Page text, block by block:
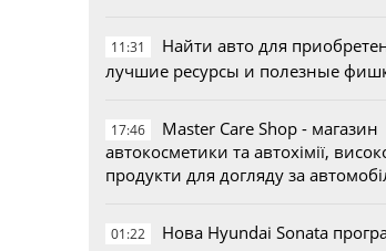
11:31
Найти авто для
лучшие ресурсы и полезные
17:46
Master Care Shop - магазин
автокосметики та автохімії,
продукти для догляду за
01:22
Нова Hyundai Sonata